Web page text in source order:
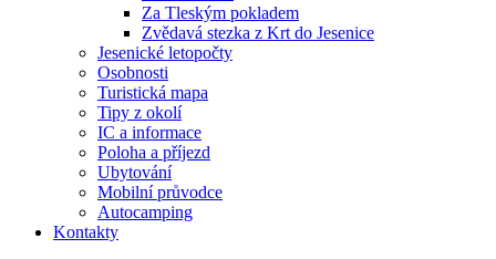
Za Tleským pokladem
Zvědavá stezka z Krt do Jesenice
Jesenické letopočty
Osobnosti
Turistická mapa
Tipy z okolí
IC a informace
Poloha a příjezd
Ubytování
Mobilní průvodce
Autocamping
Kontakty